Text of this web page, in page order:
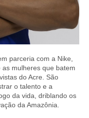
parceria com a Nike,
mulheres que batem
do Acre. São
o talento e a
da vida, driblando os
da Amazônia.